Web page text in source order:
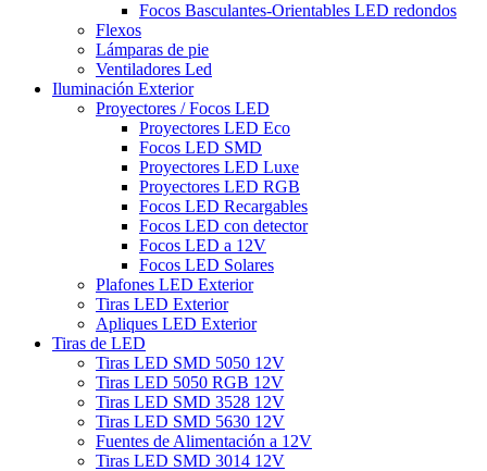
Focos Basculantes-Orientables LED redondos
Flexos
Lámparas de pie
Ventiladores Led
Iluminación Exterior
Proyectores / Focos LED
Proyectores LED Eco
Focos LED SMD
Proyectores LED Luxe
Proyectores LED RGB
Focos LED Recargables
Focos LED con detector
Focos LED a 12V
Focos LED Solares
Plafones LED Exterior
Tiras LED Exterior
Apliques LED Exterior
Tiras de LED
Tiras LED SMD 5050 12V
Tiras LED 5050 RGB 12V
Tiras LED SMD 3528 12V
Tiras LED SMD 5630 12V
Fuentes de Alimentación a 12V
Tiras LED SMD 3014 12V